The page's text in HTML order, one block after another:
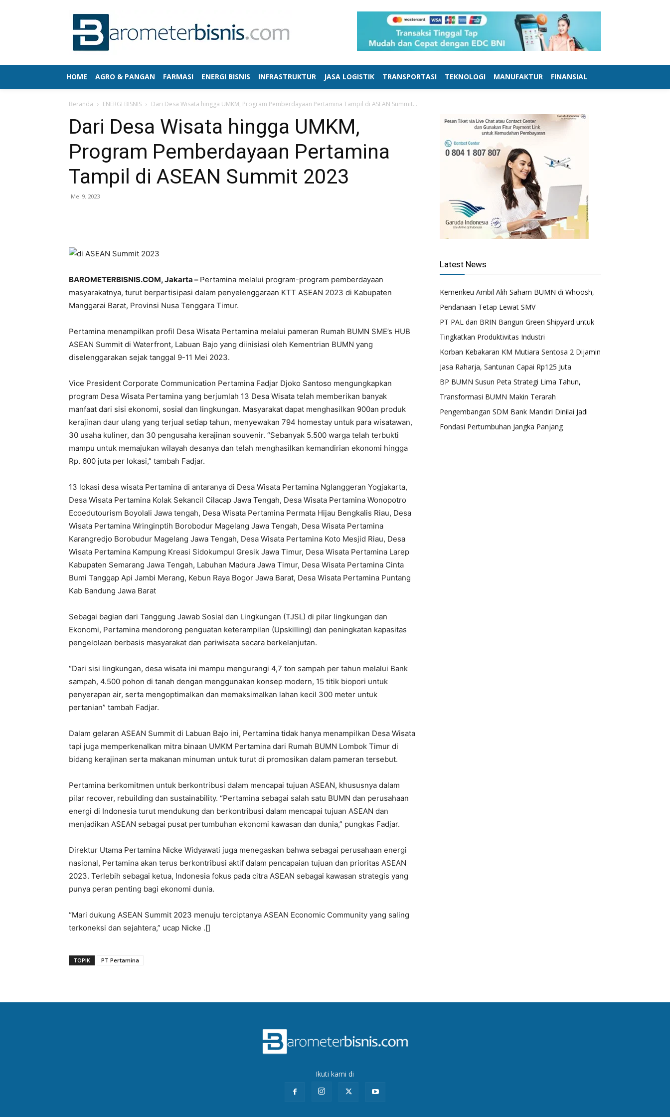
HOME AGRO & PANGAN FARMASI ENERGI BISNIS INFRASTRUKTUR JASA LOGISTIK TRANSPORTASI TEKNOLOGI MANUFAKTUR FINANSIAL
Beranda ENERGI BISNIS Dari Desa Wisata hingga UMKM, Program Pemberdayaan Pertamina Tampil di ASEAN Summit...
Dari Desa Wisata hingga UMKM,
Program Pemberdayaan Pertamina
Tampil di ASEAN Summit 2023
Mei 9, 2023
BAROMETERBISNIS.COM, Jakarta – Pertamina melalui program-program pemberdayaan
masyarakatnya, turut berpartisipasi dalam penyelenggaraan KTT ASEAN 2023 di Kabupaten
Manggarai Barat, Provinsi Nusa Tenggara Timur.
Pertamina menampilkan profil Desa Wisata Pertamina melalui pameran Rumah BUMN SME’s HUB
ASEAN Summit di Waterfront, Labuan Bajo yang diinisiasi oleh Kementrian BUMN yang
diselenggarakan sejak tanggal 9-11 Mei 2023.
Vice President Corporate Communication Pertamina Fadjar Djoko Santoso mengungkapkan
program Desa Wisata Pertamina yang berjumlah 13 Desa Wisata telah memberikan banyak
manfaat dari sisi ekonomi, sosial dan lingkungan. Masyarakat dapat menghasilkan 900an produk
kerajinan daur ulang yang terjual setiap tahun, menyewakan 794 homestay untuk para wisatawan,
30 usaha kuliner, dan 30 pengusaha kerajinan souvenir. “Sebanyak 5.500 warga telah terbukti
mampu untuk memajukan wilayah desanya dan telah menghasilkan kemandirian ekonomi hingga
Rp. 600 juta per lokasi,” tambah Fadjar.
13 lokasi desa wisata Pertamina di antaranya di Desa Wisata Pertamina Nglanggeran Yogjakarta,
Desa Wisata Pertamina Kolak Sekancil Cilacap Jawa Tengah, Desa Wisata Pertamina Wonopotro
Ecoedutourism Boyolali Jawa tengah, Desa Wisata Pertamina Permata Hijau Bengkalis Riau, Desa
Wisata Pertamina Wringinptih Borobodur Magelang Jawa Tengah, Desa Wisata Pertamina
Karangredjo Borobudur Magelang Jawa Tengah, Desa Wisata Pertamina Koto Mesjid Riau, Desa
Wisata Pertamina Kampung Kreasi Sidokumpul Gresik Jawa Timur, Desa Wisata Pertamina Larep
Kabupaten Semarang Jawa Tengah, Labuhan Madura Jawa Timur, Desa Wisata Pertamina Cinta
Bumi Tanggap Api Jambi Merang, Kebun Raya Bogor Jawa Barat, Desa Wisata Pertamina Puntang
Kab Bandung Jawa Barat
Sebagai bagian dari Tanggung Jawab Sosial dan Lingkungan (TJSL) di pilar lingkungan dan
Ekonomi, Pertamina mendorong penguatan keterampilan (Upskilling) dan peningkatan kapasitas
pengelolaan berbasis masyarakat dan pariwisata secara berkelanjutan.
“Dari sisi lingkungan, desa wisata ini mampu mengurangi 4,7 ton sampah per tahun melalui Bank
sampah, 4.500 pohon di tanah dengan menggunakan konsep modern, 15 titik biopori untuk
penyerapan air, serta mengoptimalkan dan memaksimalkan lahan kecil 300 meter untuk
pertanian” tambah Fadjar.
Dalam gelaran ASEAN Summit di Labuan Bajo ini, Pertamina tidak hanya menampilkan Desa Wisata
tapi juga memperkenalkan mitra binaan UMKM Pertamina dari Rumah BUMN Lombok Timur di
bidang kerajinan serta makanan minuman untuk turut di promosikan dalam pameran tersebut.
Pertamina berkomitmen untuk berkontribusi dalam mencapai tujuan ASEAN, khususnya dalam
pilar recover, rebuilding dan sustainability. “Pertamina sebagai salah satu BUMN dan perusahaan
energi di Indonesia turut mendukung dan berkontribusi dalam mencapai tujuan ASEAN dan
menjadikan ASEAN sebagai pusat pertumbuhan ekonomi kawasan dan dunia,” pungkas Fadjar.
Direktur Utama Pertamina Nicke Widyawati juga menegaskan bahwa sebagai perusahaan energi
nasional, Pertamina akan terus berkontribusi aktif dalam pencapaian tujuan dan prioritas ASEAN
2023. Terlebih sebagai ketua, Indonesia fokus pada citra ASEAN sebagai kawasan strategis yang
punya peran penting bagi ekonomi dunia.
“Mari dukung ASEAN Summit 2023 menuju terciptanya ASEAN Economic Community yang saling
terkoneksi dan sejahtera,” ucap Nicke .[]
TOPIK PT Pertamina
Latest News
Kemenkeu Ambil Alih Saham BUMN di Whoosh,
Pendanaan Tetap Lewat SMV
PT PAL dan BRIN Bangun Green Shipyard untuk
Tingkatkan Produktivitas Industri
Korban Kebakaran KM Mutiara Sentosa 2 Dijamin
Jasa Raharja, Santunan Capai Rp125 Juta
BP BUMN Susun Peta Strategi Lima Tahun,
Transformasi BUMN Makin Terarah
Pengembangan SDM Bank Mandiri Dinilai Jadi
Fondasi Pertumbuhan Jangka Panjang
Ikuti kami di